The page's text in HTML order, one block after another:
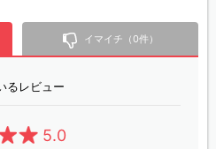
イマイチ（0件）
るレビュー
5.0